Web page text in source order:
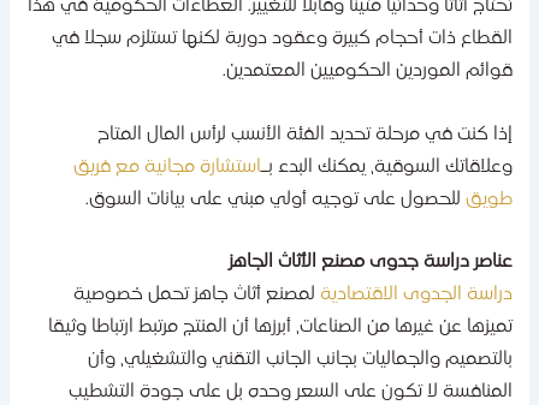
أثاثا وحداتيا متينا وقابلا للتغيير. العطاءات الحكومية في هذا
ذات أحجام كبيرة وعقود دورية لكنها تستلزم سجلا في
الموردين الحكوميين المعتمدين.
كنت في مرحلة تحديد الفئة الأنسب لرأس المال المتاح
السوقية، يمكنك البدء بـاستشارة مجانية مع فريق
للحصول على توجيه أولي مبني على بيانات السوق.
دراسة جدوى مصنع الأثاث الجاهز
الجدوى الاقتصاديةلمصنع أثاث جاهز تحمل خصوصية
عن غيرها من الصناعات، أبرزها أن المنتج مرتبط ارتباطا وثيقا
والجماليات بجانب الجانب التقني والتشغيلي، وأن
لا تكون على السعر وحده بل على جودة التشطيب